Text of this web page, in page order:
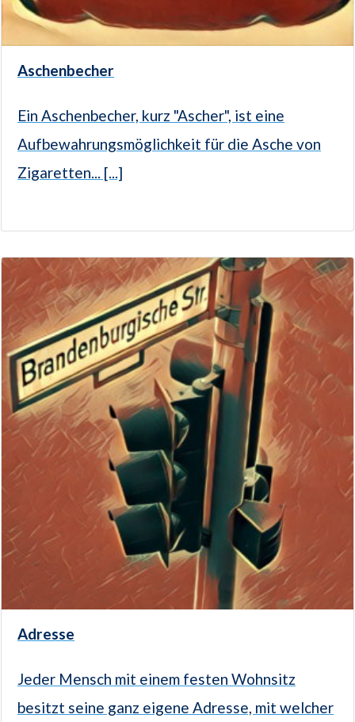
Aschenbecher
Ein Aschenbecher, kurz "Ascher", ist eine
Aufbewahrungsmöglichkeit für die Asche von
Zigaretten... [...]
Adresse
Jeder Mensch mit einem festen Wohnsitz
besitzt seine ganz eigene Adresse, mit welcher